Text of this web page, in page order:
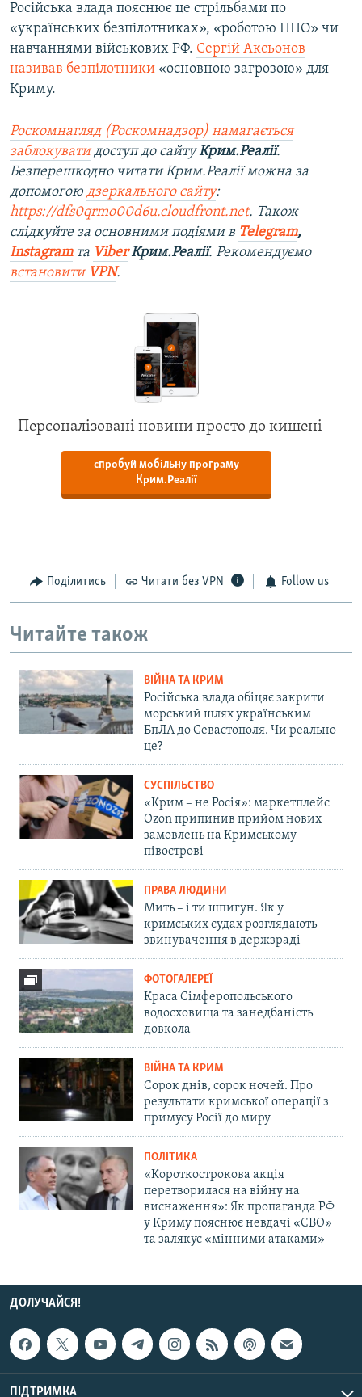
Російська влада пояснює це стрільбами по
«українських безпілотниках», «роботою ППО» чи
навчаннями військових РФ. Сергій Аксьонов
називав безпілотники «основною загрозою» для
Криму.
Роскомнагляд (Роскомнадзор) намагається
заблокуватидоступ до сайтуКрим.Реалії.
Безперешкодно читати Крим.Реалії можна за
допомогою дзеркального сайту:
https://dfs0qrmo00d6u.cloudfront.net. Також
слідкуйте за основними подіями в Telegram,
Instagramта ViberКрим.Реалії. Рекомендуємо
встановити VPN.
Персоналізовані новини просто до кишені
спробуй мобільну програму
Крим.Реалії
Поділитись Читати без VPN Follow us
Читайте також
ВІЙНА ТА КРИМ
Російська влада обіцяє закрити
морський шлях українським
БпЛА до Севастополя. Чи реально
це?
СУСПІЛЬСТВО
«Крим – не Росія»: маркетплейс
Ozon припинив прийом нових
замовлень на Кримському
півострові
ПРАВА ЛЮДИНИ
Мить – і ти шпигун. Як у
кримських судах розглядають
звинувачення в держзраді
ФОТОГАЛЕРЕЇ
Краса Сімферопольського
водосховища та занедбаність
довкола
ВІЙНА ТА КРИМ
Сорок днів, сорок ночей. Про
результати кримської операції з
примусу Росії до миру
ПОЛІТИКА
«Короткострокова акція
перетворилася на війну на
виснаження»: Як пропаганда РФ
у Криму пояснює невдачі «СВО»
та залякує «мінними атаками»
ДОЛУЧАЙСЯ!
ПІДТРИМКА